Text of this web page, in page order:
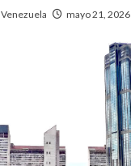
mayo 21, 2026